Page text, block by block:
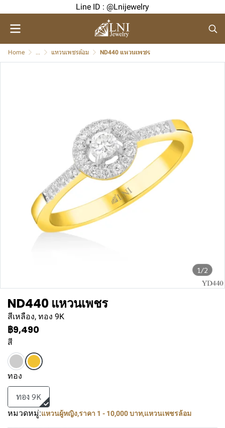
Line ID : @Lnijewelry
Home ... แหวนเพชรล้อม ND440 แหวนเพชร
1/2
ND440 แหวนเพชร
สีเหลือง, ทอง 9K
฿9,490
สี
ทอง
ทอง 9K
หมวดหมู่:แหวนผู้หญิง,ราคา 1 - 10,000 บาท,แหวนเพชรล้อม